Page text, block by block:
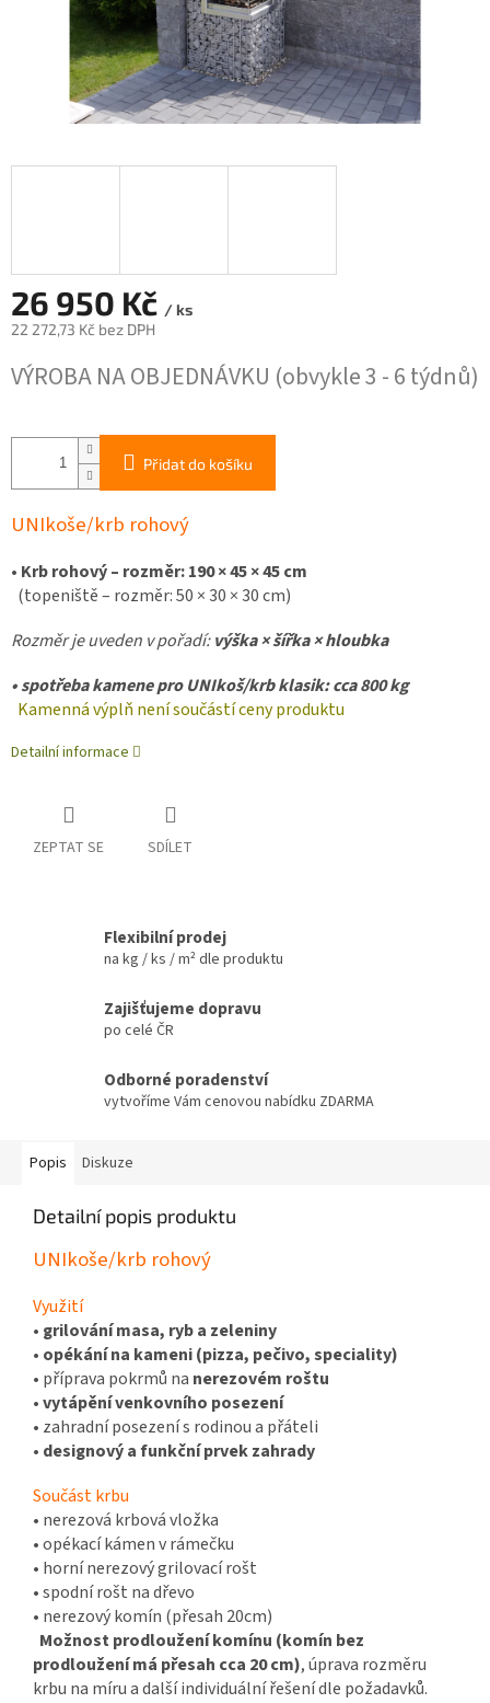
26 950 Kč / ks
22 272,73 Kč bez DPH
Měrná
cena:
VÝROBA NA OBJEDNÁVKU (obvykle 3 - 6 týdnů)
Přidat do košíku
UNIkoše/krb rohový
• Krb rohový – rozměr: 190 × 45 × 45 cm
(topeniště – rozměr: 50 × 30 × 30 cm)
Rozměr je uveden v pořadí:výška × šířka × hloubka
• spotřeba kamene pro UNIkoš/krb klasik: cca 800 kg
Kamenná výplň není součástí ceny produktu
Detailní informace
ZEPTAT SE SDÍLET
Flexibilní prodej
na kg / ks / m² dle produktu
Zajišťujeme dopravu
po celé ČR
Odborné poradenství
vytvoříme Vám cenovou nabídku ZDARMA
Popis Diskuze
Detailní popis produktu
UNIkoše/krb rohový
Využití
• grilování masa, ryb a zeleniny
• opékání na kameni (pizza, pečivo, speciality)
• příprava pokrmů na nerezovém roštu
•vytápění venkovního posezení
• zahradní posezení s rodinou a přáteli
• designový a funkční prvek zahrady
Součást krbu
• nerezová krbová vložka
• opékací kámen v rámečku
• horní nerezový grilovací rošt
• spodní rošt na dřevo
• nerezový komín (přesah 20cm)
Možnost prodloužení komínu (komín bez
prodloužení má přesah cca 20 cm), úprava rozměru
krbu na míru a další individuální řešení dle požadavků.